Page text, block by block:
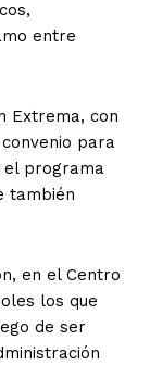
entre
Extrema, con
para
programa
también
en el Centro
los que
de ser